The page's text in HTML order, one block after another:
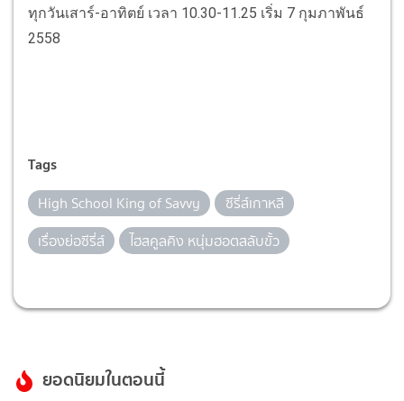
ทุกวันเสาร์-อาทิตย์ เวลา 10.30-11.25 เริ่ม 7 กุมภาพันธ์
2558
Tags
High School King of Savvy
ซีรี่ส์เกาหลี
เรื่องย่อซีรี่ส์
ไฮสคูลคิง หนุ่มฮอตสลับขั้ว
ยอดนิยมในตอนนี้